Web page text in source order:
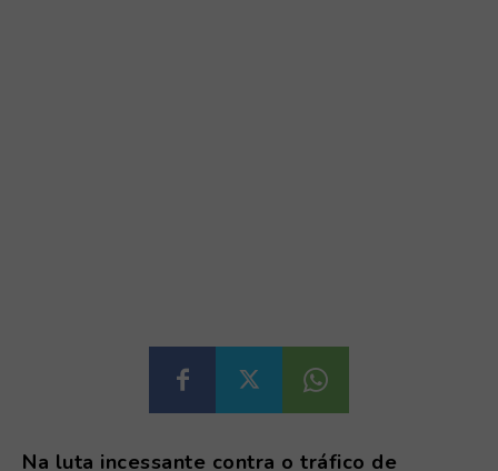
Na luta incessante contra o tráfico de